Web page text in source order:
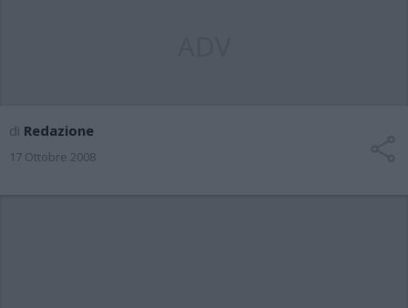
di Redazione
17 Ottobre 2008